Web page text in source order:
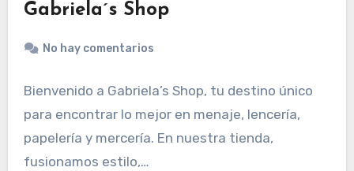
Gabriela´s Shop
No hay comentarios
Bienvenido a Gabriela’s Shop, tu destino único
para encontrar lo mejor en menaje, lencería,
papelería y mercería. En nuestra tienda,
fusionamos estilo,…